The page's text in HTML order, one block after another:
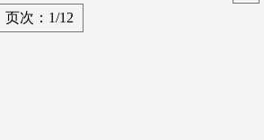
页次：1/12